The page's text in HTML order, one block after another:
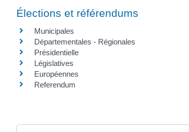
Élections et référendums
Municipales
Départementales - Régionales
Présidentielle
Législatives
Européennes
Referendum